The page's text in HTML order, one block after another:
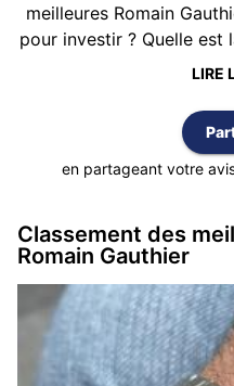
meilleures Romain
pour investir ? Quelle est
? Pour tenter d'apporter
réalisé à partir de 1
possédant au moins
classement est réalisé
d’avis ou par
LIRE
en partageant votre
Classement des
Romain Gauthier